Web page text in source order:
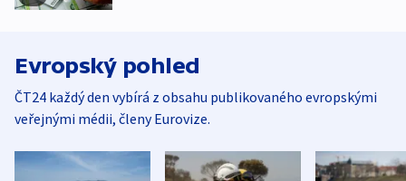
Evropský pohled
ČT24 každý den vybírá z obsahu publikovaného evropskými
veřejnými médii, členy Eurovize.